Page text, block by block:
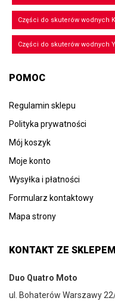
Części do skuterów wodnych
Części do skuterów wodnych
POMOC
Regulamin sklepu
Polityka prywatności
Mój koszyk
Moje konto
Wysyłka i płatności
Formularz kontaktowy
Mapa strony
KONTAKT ZE SKLEPEM
Duo Quatro Moto
ul. Bohaterów Warszawy